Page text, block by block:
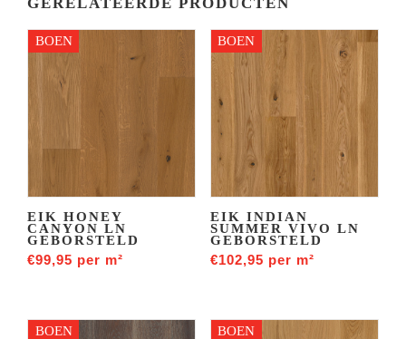
BOEN
EIK HONEY
CANYON LN
GEBORSTELD
€99,95 per m²
BOEN
EIK INDIAN
SUMMER VIVO LN
GEBORSTELD
€102,95 per m²
BOEN BOEN